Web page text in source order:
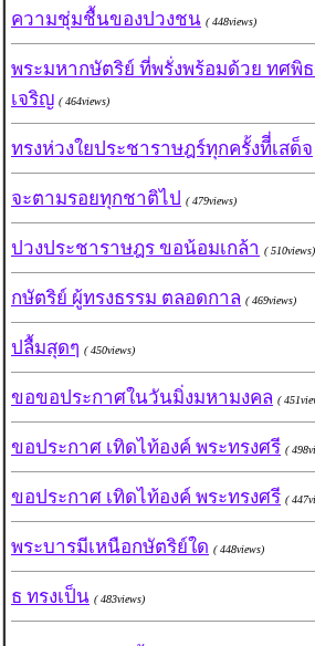
ความชุ่มชื้นของปวงชน ( 448views)
พระมหากษัตริย์ ที่พรั่งพร้อมด้วย ทศพิ
เจริญ ( 464views)
ทรงห่วงใยประชาราษฎร์ทุกครั้งทีี่เสด็จ
จะตามรอยทุกชาติไป ( 479views)
ปวงประชาราษฎร ขอน้อมเกล้า ( 510views)
กษัตริย์ ผู้ทรงธรรม ตลอดกาล ( 469views)
ปลื้มสุดๆ ( 450views)
ขอขอประกาศในวันมิ่งมหามงคล (
ขอประกาศ เทิดไท้องค์ พระทรงศรี (
ขอประกาศ เทิดไท้องค์ พระทรงศรี (
พระบารมีเหนือกษัตริย์ใด ( 448views)
ธ ทรงเป็น ( 483views)